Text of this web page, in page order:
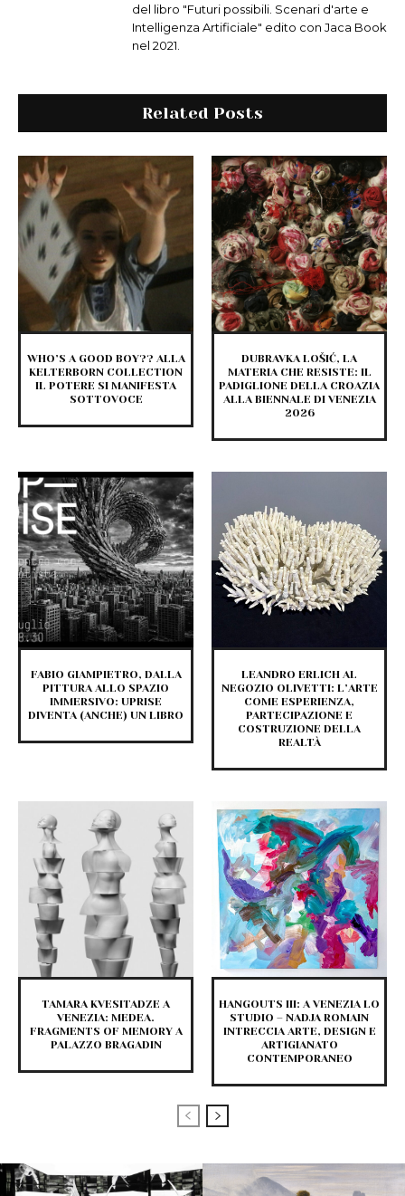
del libro "Futuri possibili. Scenari d'arte e
Intelligenza Artificiale" edito con Jaca Book
nel 2021.
Related Posts
WHO’S A GOOD BOY?? ALLA
KELTERBORN COLLECTION
IL POTERE SI MANIFESTA
SOTTOVOCE
DUBRAVKA LOŠIĆ, LA
MATERIA CHE RESISTE: IL
PADIGLIONE DELLA CROAZIA
ALLA BIENNALE DI VENEZIA
2026
FABIO GIAMPIETRO, DALLA
PITTURA ALLO SPAZIO
IMMERSIVO: UPRISE
DIVENTA (ANCHE) UN LIBRO
LEANDRO ERLICH AL
NEGOZIO OLIVETTI: L’ARTE
COME ESPERIENZA,
PARTECIPAZIONE E
COSTRUZIONE DELLA
REALTÀ
TAMARA KVESITADZE A
VENEZIA: MEDEA.
FRAGMENTS OF MEMORY A
PALAZZO BRAGADIN
HANGOUTS III: A VENEZIA LO
STUDIO – NADJA ROMAIN
INTRECCIA ARTE, DESIGN E
ARTIGIANATO
CONTEMPORANEO